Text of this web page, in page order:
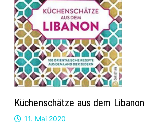
Küchenschätze aus dem Libanon
11. Mai 2020